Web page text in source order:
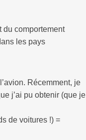
du comportement
les pays
Récemment, je
j’ai pu obtenir (que je
de voitures !) =